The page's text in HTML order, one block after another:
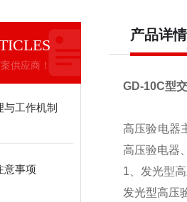
供应商！
工作机制
意事项
产品详情
GD-10C型
高压验电器
高压验电器
1、发光型
发光型高压